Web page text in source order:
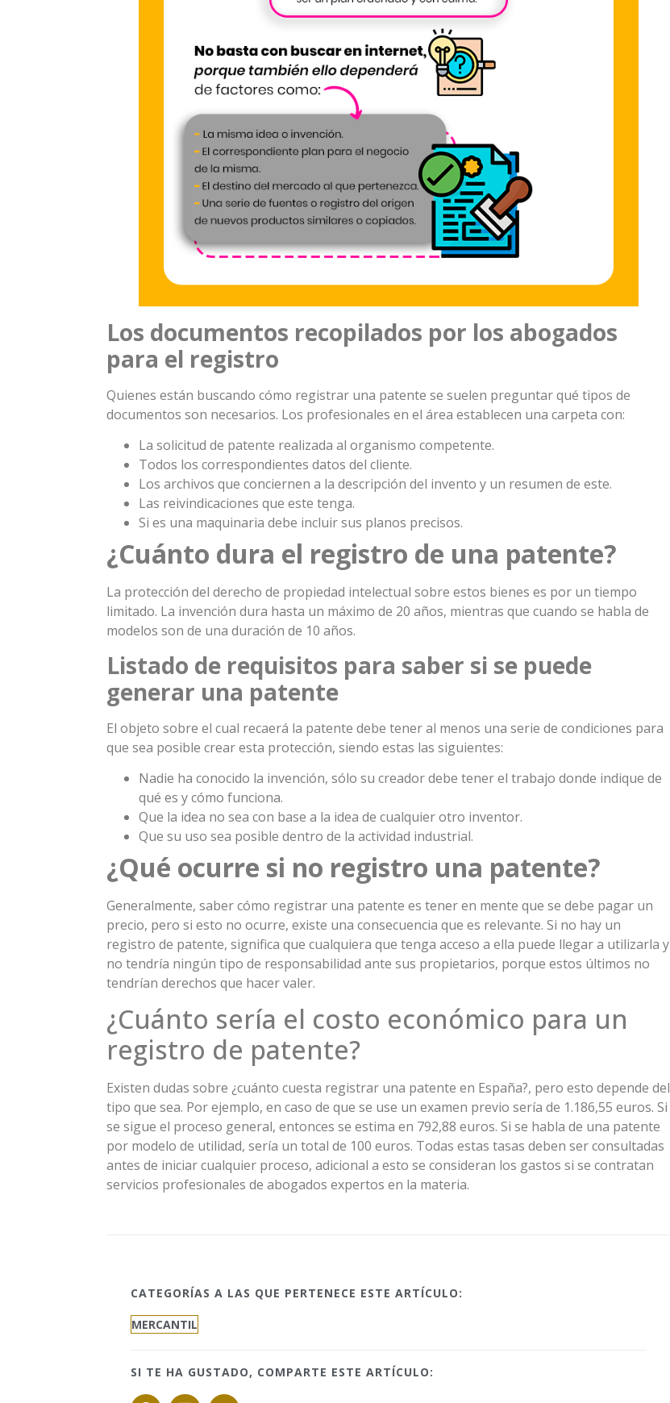
Los documentos recopilados por los abogados
para el registro
Quienes están buscando cómo registrar una patente se suelen preguntar qué tipos de
documentos son necesarios. Los profesionales en el área establecen una carpeta con:
La solicitud de patente realizada al organismo competente.
Todos los correspondientes datos del cliente.
Los archivos que conciernen a la descripción del invento y un resumen de este.
Las reivindicaciones que este tenga.
Si es una maquinaria debe incluir sus planos precisos.
¿Cuánto dura el registro de una patente?
La protección del derecho de propiedad intelectual sobre estos bienes es por un tiempo
limitado. La invención dura hasta un máximo de 20 años, mientras que cuando se habla de
modelos son de una duración de 10 años.
Listado de requisitos para saber si se puede
generar una patente
El objeto sobre el cual recaerá la patente debe tener al menos una serie de condiciones para
que sea posible crear esta protección, siendo estas las siguientes:
Nadie ha conocido la invención, sólo su creador debe tener el trabajo donde indique de
qué es y cómo funciona.
Que la idea no sea con base a la idea de cualquier otro inventor.
Que su uso sea posible dentro de la actividad industrial.
¿Qué ocurre si no registro una patente?
Generalmente, saber cómo registrar una patente es tener en mente que se debe pagar un
precio, pero si esto no ocurre, existe una consecuencia que es relevante. Si no hay un
registro de patente, significa que cualquiera que tenga acceso a ella puede llegar a utilizarla y
no tendría ningún tipo de responsabilidad ante sus propietarios, porque estos últimos no
tendrían derechos que hacer valer.
¿Cuánto sería el costo económico para un
registro de patente?
Existen dudas sobre ¿cuánto cuesta registrar una patente en España?, pero esto depende del
tipo que sea. Por ejemplo, en caso de que se use un examen previo sería de 1.186,55 euros. Si
se sigue el proceso general, entonces se estima en 792,88 euros. Si se habla de una patente
por modelo de utilidad, sería un total de 100 euros. Todas estas tasas deben ser consultadas
antes de iniciar cualquier proceso, adicional a esto se consideran los gastos si se contratan
servicios profesionales de abogados expertos en la materia.
CATEGORÍAS A LAS QUE PERTENECE ESTE ARTÍCULO:
MERCANTIL
SI TE HA GUSTADO, COMPARTE ESTE ARTÍCULO: